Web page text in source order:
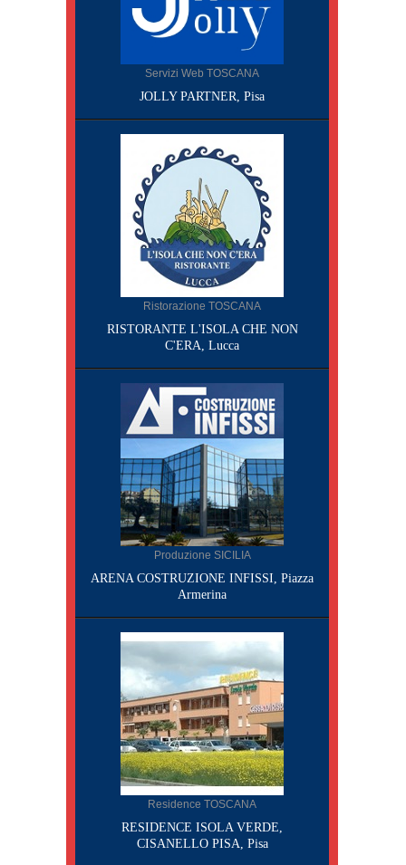
Servizi Web TOSCANA
JOLLY PARTNER, Pisa
Ristorazione TOSCANA
RISTORANTE L'ISOLA CHE NON
C'ERA, Lucca
Produzione SICILIA
ARENA COSTRUZIONE INFISSI, Piazza
Armerina
Residence TOSCANA
RESIDENCE ISOLA VERDE,
CISANELLO PISA, Pisa